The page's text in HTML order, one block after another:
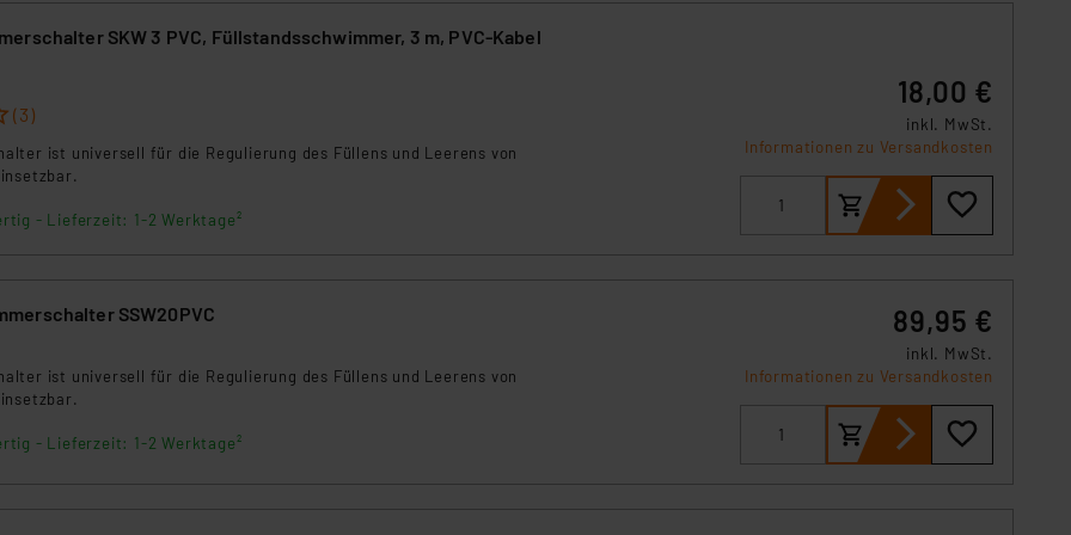
und zu der jeweiligen Datenübermittlung erhalten Sie in der Datenschutzerklärung.
verarbeiten, ohne dass hiergegen Klagemöglichkeiten für Europäer bestehen.
Dienstleistern stützt sich auf die Standarddatenschutzklauseln der Europäischen
Beurteilung der mit der Datenübermittlung, insbesondere der Art der übermittelten
SKW 3 PVC, Füllstandsschwimmer, 3 m, PVC-Kabel
(3)
ist universell für die Regulierung des Füllens und Leerens von
- Lieferzeit: 1-2 Werktage²
18,00 €
inkl. MwSt.
Informationen zu Versandkosten
SSW20PVC
ist universell für die Regulierung des Füllens und Leerens von
- Lieferzeit: 1-2 Werktage²
89,95 €
inkl. MwSt.
Informationen zu Versandkosten